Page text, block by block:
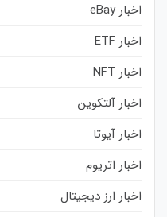
اخبار eBay
اخبار ETF
اخبار NFT
اخبار آلتکوین
اخبار آیوتا
اخبار اتریوم
اخبار ارز دیجیتال